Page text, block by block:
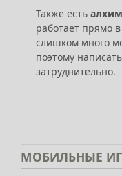
Также есть
работает прямо
слишком много
поэтому
затруднительно.
МОБИЛЬНЫЕ